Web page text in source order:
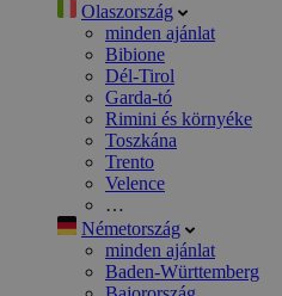
Olaszország
minden ajánlat
Bibione
Dél-Tirol
Garda-tó
Rimini és környéke
Toszkána
Trento
Velence
…
Németország
minden ajánlat
Baden-Württemberg